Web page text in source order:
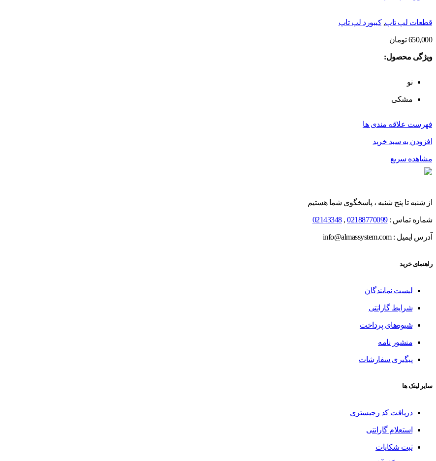
قطعات لپ تاپ,کیبورد لپ تاپ
650,000 تومان
ویژگی محصول:
نو
مشکی
فهرست علاقه مندی ها
افزودن به سبد خرید
مشاهده سریع
از شنبه تا پنج شنبه ، پاسخگوی شما هستیم
شماره تماس :02188770099
,
02143348
آدرس ایمیل : info@almassystem.com
راهنمای خرید
لیست نمایندگان
شرایط گارانتی
شیوه‌های پرداخت
منشور نامه
پیگیری سفارشات
سایر لینک ها
دریافت کد رجیستری
استعلام گارانتی
ثبت شکایات